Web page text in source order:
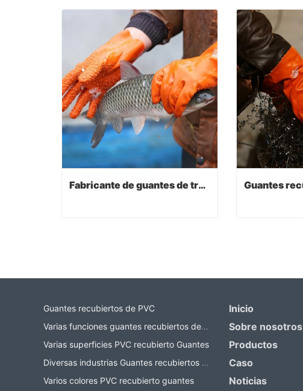
Fabricante de guantes de trabajo
Guantes recubiertos de PVC
Varias funciones guantes recubiertos de PVC
Varias superficies PVC recubierto Guantes
Diversas industrias Guantes recubiertos de PVC
Varios colores PVC recubierto guantes
Inicio
Sobre nosotros
Productos
Caso
Noticias